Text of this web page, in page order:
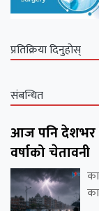
प्रतिक्रिया दिनुहोस्
संबन्धित
आज पनि देशभर
वर्षाको चेतावनी